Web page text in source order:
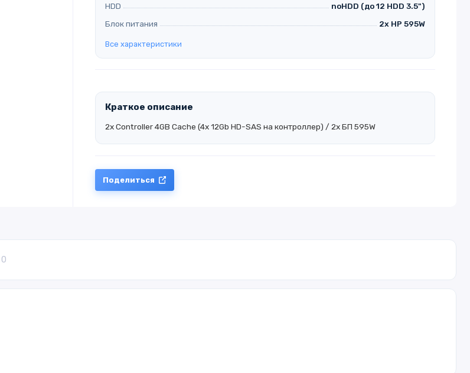
HDD
noHDD (до 12 HDD 3.5")
Блок питания
2x HP 595W
Все характеристики
Краткое описание
2x Controller 4GB Cache (4x 12Gb HD-SAS на контроллер) / 2x БП 595W
Поделиться
0